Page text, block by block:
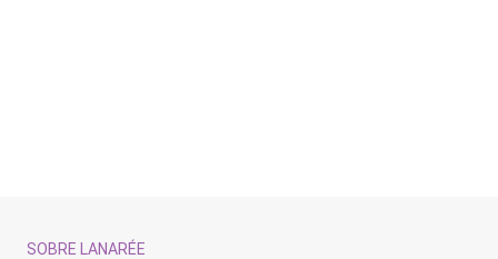
SOBRE LANARÉE